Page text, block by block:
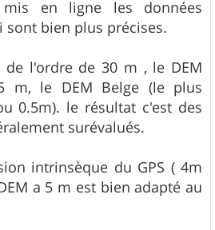
en ligne les données
sont bien plus précises.
de l'ordre de 30 m , le DEM
m, le DEM Belge (le plus
0.5m). le résultat c'est des
surévalués.
intrinsèque du GPS ( 4m
a 5 m est bien adapté au